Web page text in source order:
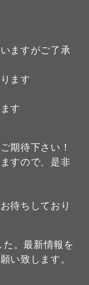
ますがご了承
ます
す
期待下さい！
すので、是非
待ちしており
。最新情報を
い致します。